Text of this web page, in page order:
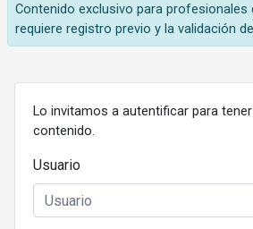
Contenido exclusivo para profesionales
requiere registro previo y la validación
Lo invitamos a autentificar para
contenido.
Usuario